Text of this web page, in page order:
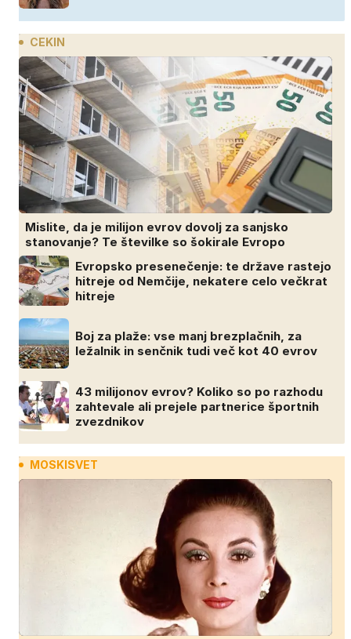
CEKIN
Mislite, da je milijon evrov dovolj za sanjsko
stanovanje? Te številke so šokirale Evropo
Evropsko presenečenje: te države rastejo
hitreje od Nemčije, nekatere celo večkrat
hitreje
Boj za plaže: vse manj brezplačnih, za
ležalnik in senčnik tudi več kot 40 evrov
43 milijonov evrov? Koliko so po razhodu
zahtevale ali prejele partnerice športnih
zvezdnikov
MOSKISVET